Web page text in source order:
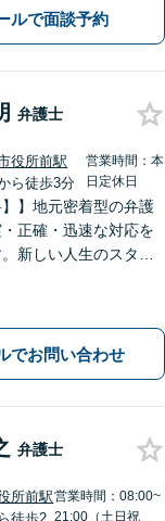
します。【近隣駐車
ルで面談予約
弁護士
役所前駅
ら徒歩3分
営業時間：本
日定休日
】】地元密着型の弁護
正確・迅速な対応を
新しい人生のスター
験を活かし、スピー
ます。
でお問い合わせ
弁護士
所前駅営業時間：08:00~
21:00（土日祝